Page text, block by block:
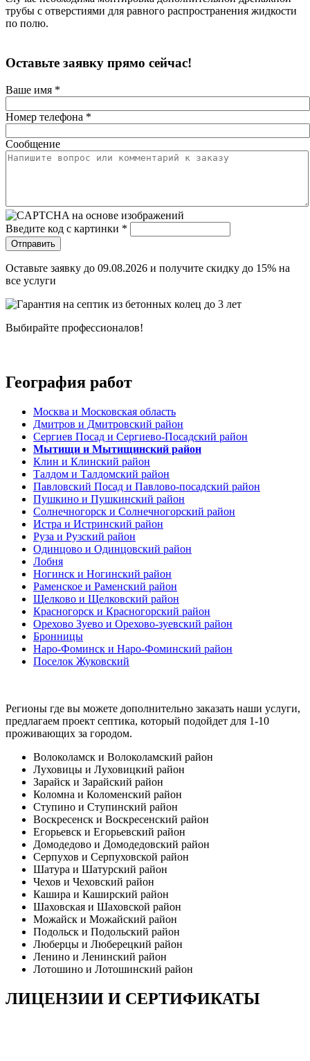
трубы с отверстиями для равного распространения жидкости
по полю.
Оставьте заявку прямо сейчас!
Ваше имя *
Номер телефона *
Сообщение
Введите код с картинки *
Отправить
Оставьте заявку до 09.08.2026 и получите скидку до 15% на
все услуги
Выбирайте профессионалов!
География работ
Москва и Московская область
Дмитров и Дмитровский район
Сергиев Посад и Сергиево-Посадский район
Мытищи и Мытищинский район
Клин и Клинский район
Талдом и Талдомский район
Павловский Посад и Павлово-посадский район
Пушкино и Пушкинский район
Солнечногорск и Солнечногорский район
Истра и Истринский район
Руза и Рузский район
Одинцово и Одинцовский район
Лобня
Ногинск и Ногинский район
Раменское и Раменский район
Щелково и Щелковский район
Красногорск и Красногорский район
Орехово Зуево и Орехово-зуевский район
Бронницы
Наро-Фоминск и Наро-Фоминский район
Поселок Жуковский
Регионы где вы можете дополнительно заказать наши услуги,
предлагаем проект септика, который подойдет для 1-10
проживающих за городом.
Волоколамск и Волоколамский район
Луховицы и Луховицкий район
Зарайск и Зарайский район
Коломна и Коломенский район
Ступино и Ступинский район
Воскресенск и Воскресенский район
Егорьевск и Егорьевский район
Домодедово и Домодедовский район
Серпухов и Серпуховской район
Шатура и Шатурский район
Чехов и Чеховский район
Кашира и Каширский район
Шаховская и Шаховской район
Можайск и Можайский район
Подольск и Подольский район
Люберцы и Люберецкий район
Ленино и Ленинский район
Лотошино и Лотошинский район
ЛИЦЕНЗИИ И СЕРТИФИКАТЫ